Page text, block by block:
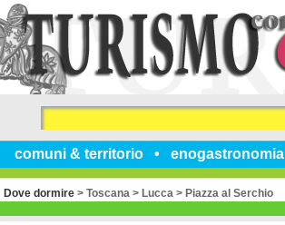
comuni & territorio enogastronomia
Dove dormire > Toscana > Lucca > Piazza al Serchio